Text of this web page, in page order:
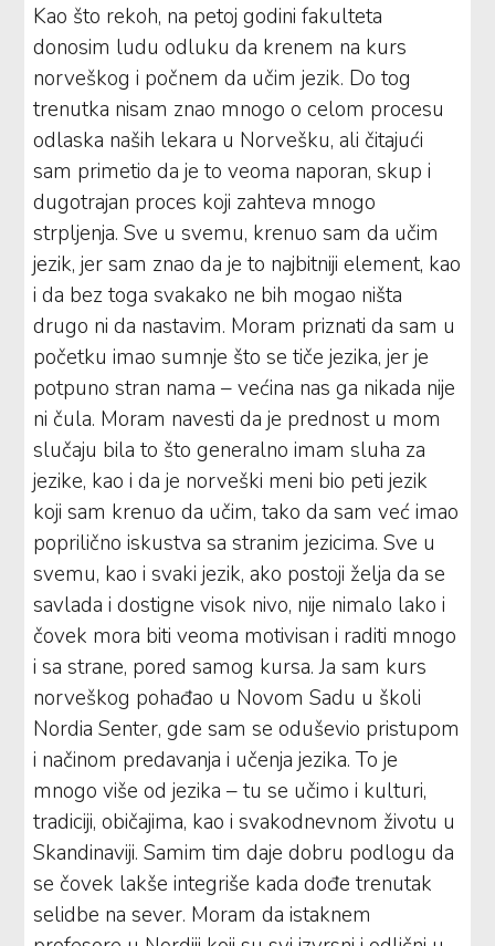
Kao što rekoh, na petoj godini fakulteta
donosim ludu odluku da krenem na kurs
norveškog i počnem da učim jezik. Do tog
trenutka nisam znao mnogo o celom procesu
odlaska naših lekara u Norvešku, ali čitajući
sam primetio da je to veoma naporan, skup i
dugotrajan proces koji zahteva mnogo
strpljenja. Sve u svemu, krenuo sam da učim
jezik, jer sam znao da je to najbitniji element, kao
i da bez toga svakako ne bih mogao ništa
drugo ni da nastavim. Moram priznati da sam u
početku imao sumnje što se tiče jezika, jer je
potpuno stran nama – većina nas ga nikada nije
ni čula. Moram navesti da je prednost u mom
slučaju bila to što generalno imam sluha za
jezike, kao i da je norveški meni bio peti jezik
koji sam krenuo da učim, tako da sam već imao
poprilično iskustva sa stranim jezicima. Sve u
svemu, kao i svaki jezik, ako postoji želja da se
savlada i dostigne visok nivo, nije nimalo lako i
čovek mora biti veoma motivisan i raditi mnogo
i sa strane, pored samog kursa. Ja sam kurs
norveškog pohađao u Novom Sadu u školi
Nordia Senter, gde sam se oduševio pristupom
i načinom predavanja i učenja jezika. To je
mnogo više od jezika – tu se učimo i kulturi,
tradiciji, običajima, kao i svakodnevnom životu u
Skandinaviji. Samim tim daje dobru podlogu da
se čovek lakše integriše kada dođe trenutak
selidbe na sever. Moram da istaknem